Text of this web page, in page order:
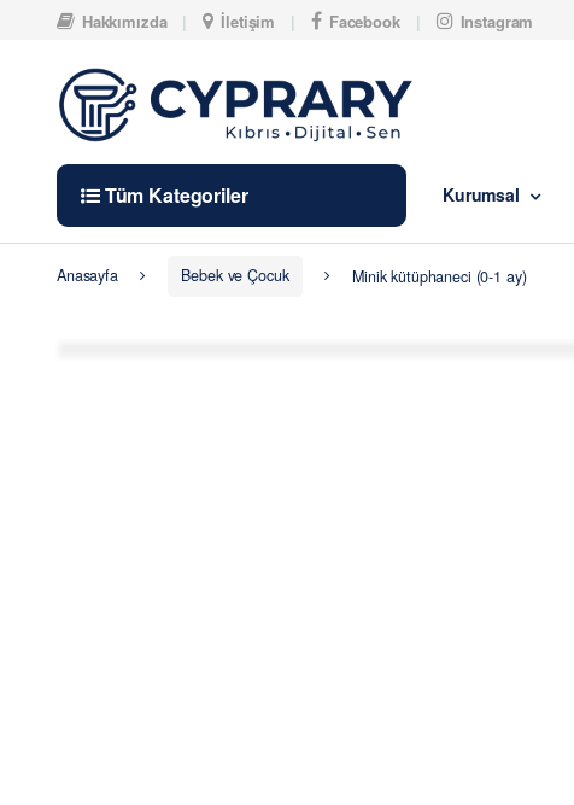
Skip to navigation
Skip to contentHakkımızda İletişim Facebook Instagram
Tüm Kategoriler Kurumsal
Anasayfa Bebek ve Çocuk Minik kütüphaneci (0-1 ay)